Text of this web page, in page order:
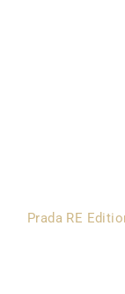
Prada RE